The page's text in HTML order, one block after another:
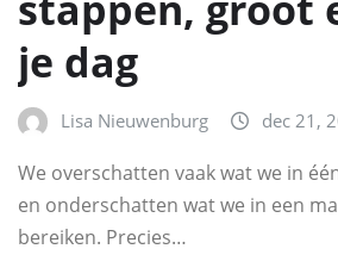
je dag
Lisa Nieuwenburg dec 21,
We overschatten vaak wat we in
en onderschatten wat we in een
bereiken. Precies…